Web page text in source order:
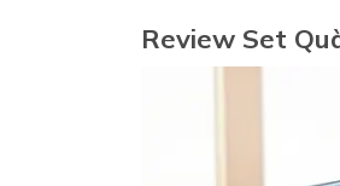
Review Set